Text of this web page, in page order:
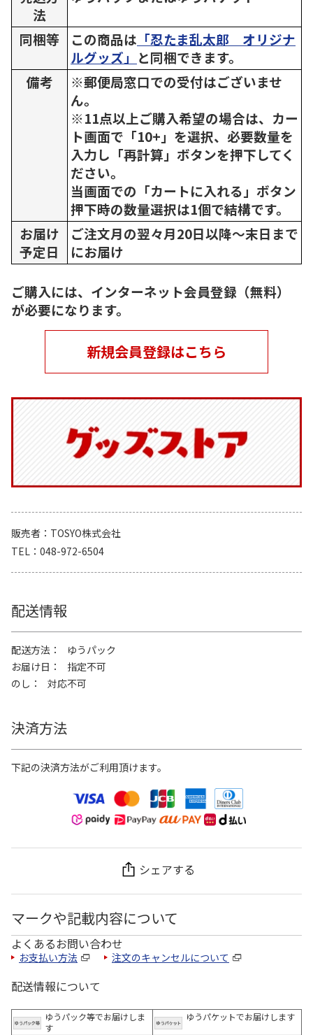
法
同梱等 この商品は 「忍たま乱太郎 オリジナ
ルグッズ」 と同梱できます。
備考
※郵便局窓口での受付はございませ
ん。
※11点以上ご購入希望の場合は、カー
ト画面で「10+」を選択、必要数量を
入力し「再計算」ボタンを押下してく
ださい。
当画面での「カートに入れる」ボタン
押下時の数量選択は1個で結構です。
お届け
予定日
ご注文月の翌々月20日以降～末日まで
にお届け
ご購入には、インターネット会員登録（無料）
が必要になります。
新規会員登録はこちら
販売者
TOSYO株式会社
TEL
048-972-6504
配送情報
配送方法
ゆうパック
お届け日
指定不可
のし
対応不可
決済方法
下記の決済方法がご利用頂けます。
シェアする
マークや記載内容について
よくあるお問い合わせ
お支払い方法 注文のキャンセルについて
配送情報について
ゆうパック等でお届けしま
す
ゆうパケットでお届けします